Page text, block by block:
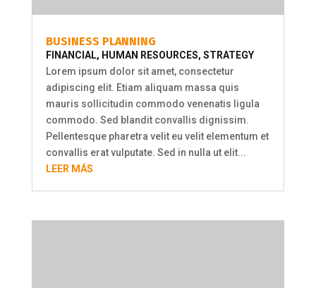
BUSINESS PLANNING
FINANCIAL, HUMAN RESOURCES, STRATEGY
Lorem ipsum dolor sit amet, consectetur
adipiscing elit. Etiam aliquam massa quis
mauris sollicitudin commodo venenatis ligula
commodo. Sed blandit convallis dignissim.
Pellentesque pharetra velit eu velit elementum et
convallis erat vulputate. Sed in nulla ut elit...
LEER MÁS